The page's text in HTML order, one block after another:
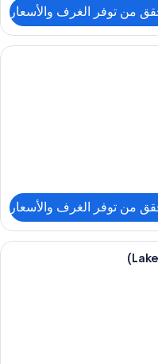
من توفر الغرف والأسعار
من توفر الغرف والأسعار